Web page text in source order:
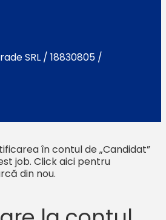
SRL / 18830805 /
în contul de „Candidat”
job. Click aici pentru
din nou.